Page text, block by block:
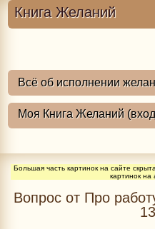
Книга Желаний
Большая часть картинок на сайте
картинок на
Вопрос от Про